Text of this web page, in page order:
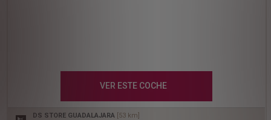
VER ESTE COCHE
DS STORE GUADALAJARA [53 km]